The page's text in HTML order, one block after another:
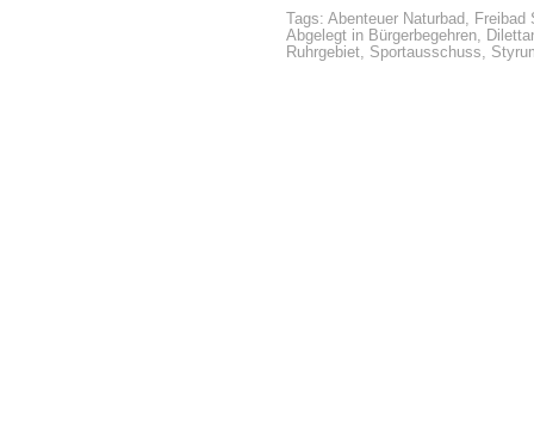
Tags: Abenteuer Naturbad, Freibad
Abgelegt in Bürgerbegehren,
Ruhrgebiet, Sportausschuss,